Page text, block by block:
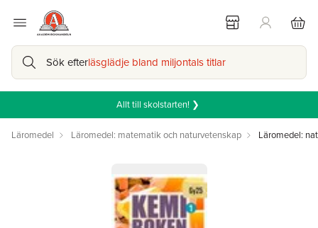
Sök efterläsglädje bland miljontals titlar
Allt till skolstarten! ❯
Läromedel Läromedel: matematik och naturvetenskap Läromedel: